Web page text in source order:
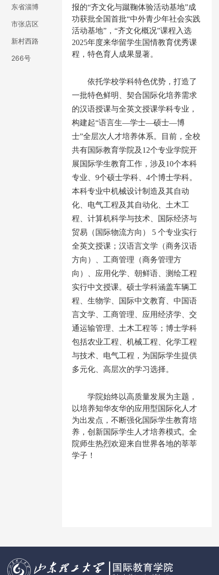
东省淄博
市张店区
新村西路
266号
报的“齐文化与蹴鞠体验活动基地”成
功获批全国首批“中外青少年社会实践
活动基地”，“齐文化概况”课程入选
2025年度来华留学生国情教育优秀课
程，特色育人成果显著。
依托学校学科特色优势，打造了
一批特色鲜明、契合国际化培养需求
的汉语授课与全英文授课学科专业，
构建起“语言生—学士—硕士—博
士”全层次人才培养体系。目前，全校
共有国际教育学院及12个专业学院开
展国际学生教育工作，涉及10个本科
专业、9个硕士学科、4个博士学科。
本科专业中机械设计制造及其自动
化、电气工程及其自动化、土木工
程、计算机科学与技术、国际经济与
贸易（国际物流方向） 5 个专业实行
全英文授课；汉语言文学（商务汉语
方向）、工商管理（商务管理方
向）、应用化学、朝鲜语、测绘工程
实行中文授课。硕士学科涵盖车辆工
程、生物学、国际中文教育、中国语
言文学、工商管理、应用经济学、交
通运输管理、土木工程等；博士学科
包括农业工程、机械工程、化学工程
与技术、电气工程，为国际学生提供
多元化、高层次的学习选择。
学院始终以高质量发展为主题，
以培养知华友华的应用型国际化人才
为出发点，不断强化国际学生教育培
养，创新国际学生人才培养模式。全
院师生热烈欢迎来自世界各地的莘莘
学子！